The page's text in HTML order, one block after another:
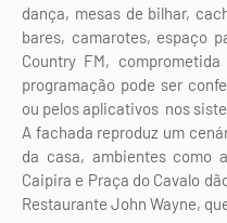
dança, mesas de bilhar,
bares, camarotes, espaço
Country FM,
programação pode ser
ou pelos aplicativos nos
A fachada reproduz um
da casa, ambientes como
Caipira e Praça do Cavalo
Restaurante John Wayne,